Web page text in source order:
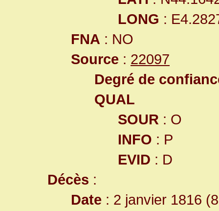
LONG :
FNA : NO
Source : 22097
Degré de
QUAL
SOUR : O
INFO : P
EVID : D
Décès :
Date : 2 janvier 1816